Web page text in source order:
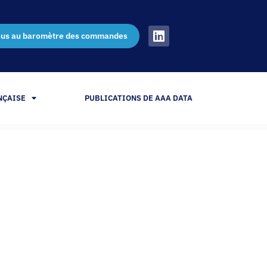
au baromètre des commandes
PUBLICATIONS DE AAA DATA